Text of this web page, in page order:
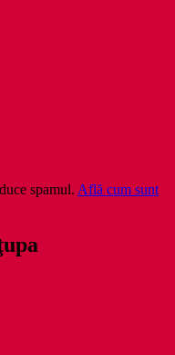
spamul. Află cum sunt